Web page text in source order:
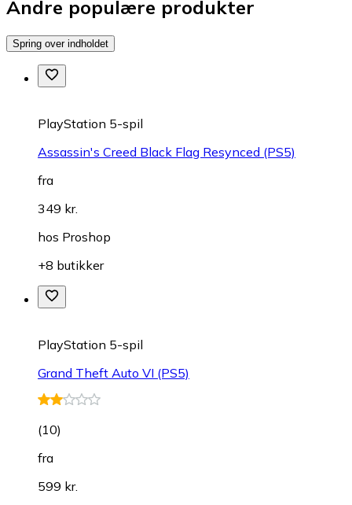
Andre populære produkter
Spring over indholdet
PlayStation 5-spil
Assassin's Creed Black Flag Resynced (PS5)
fra
349 kr.
hos Proshop
+8 butikker
PlayStation 5-spil
Grand Theft Auto VI (PS5)
(10)
fra
599 kr.